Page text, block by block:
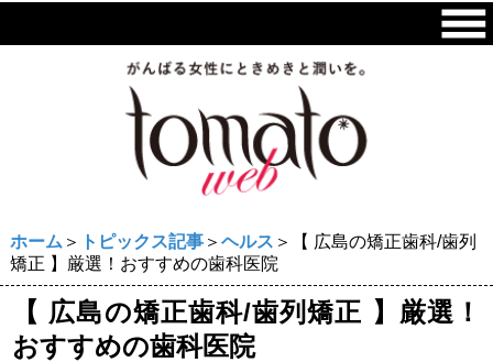
ホーム ＞ トピックス記事＞ ヘルス ＞【 広島の矯正歯科/歯列
矯正 】厳選！おすすめの歯科医院
【 広島の矯正歯科/歯列矯正 】厳選！
おすすめの歯科医院